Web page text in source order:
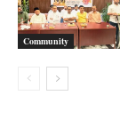
Community